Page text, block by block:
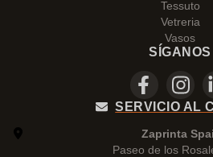
Tessuto
Vetreria
Vasos
SÍGANOS
SERVICIO AL
Zaprinta
Paseo de los